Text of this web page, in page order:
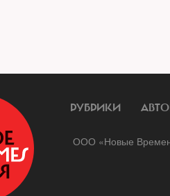
РУБРИКИ
ООО «Новые